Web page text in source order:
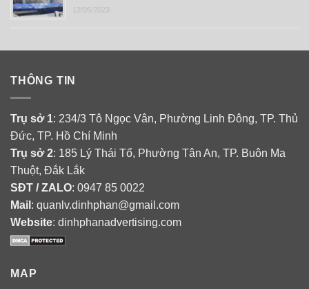
12/05/2023
THÔNG TIN
Trụ sở 1: 234/3 Tô Ngọc Vân, Phường Linh Đông, TP. Thủ
Đức, TP. Hồ Chí Minh
Trụ sở 2: 185 Lý Thái Tổ, Phường Tân An, TP. Buôn Ma
Thuột, Đắk Lắk
SĐT / ZALO: 0947 85 0022
Mail : quanlv.dinhphan@gmail.com
Website: dinhphanadvertising.com
MAP